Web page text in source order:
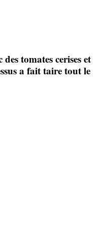
tomates cerises et
a fait taire tout le